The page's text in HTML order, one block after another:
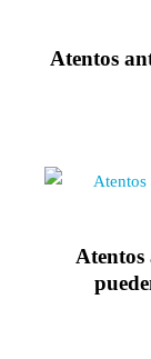
Atentos
Atentos